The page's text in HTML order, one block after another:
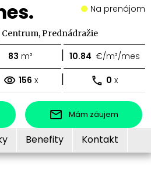
Na prenájom
Prednádražie
83 m² | 10.84 €/m²/mes
156 x | 0 x
Mám záujem
Benefity Kontakt